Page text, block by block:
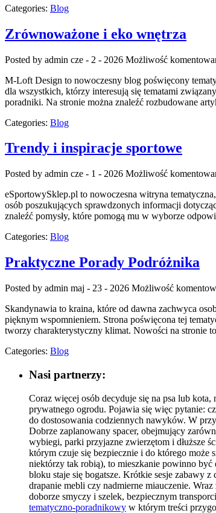
Categories: Blog
Zrównoważone i eko wnętrza
Posted by admin cze - 2 - 2026 Możliwość
M-Loft Design to nowoczesny blog poświęcony
dla wszystkich, którzy interesują się tematami
poradniki. Na stronie można znaleźć rozbudowane
Categories: Blog
Trendy i inspiracje sportowe
Posted by admin cze - 1 - 2026 Możliwość
eSportowySklep.pl to nowoczesna witryna
osób poszukujących sprawdzonych informacji
znaleźć pomysły, które pomogą mu w wyborze
Categories: Blog
Praktyczne Porady Podróżnika
Posted by admin maj - 23 - 2026 Możliwość
Skandynawia to kraina, które od dawna zachwyca
pięknym wspomnieniem. Strona poświęcona tej
tworzy charakterystyczny klimat. Nowości na
Categories: Blog
Nasi partnerzy:
Coraz więcej osób decyduje się na psa lub
prywatnego ogrodu. Pojawia się więc pytanie:
do dostosowania codziennych nawyków. W
Dobrze zaplanowany spacer, obejmujący
wybiegi, parki przyjazne zwierzętom i dłuższe
którym czuje się bezpiecznie i do którego może
niektórzy tak robią), to mieszkanie powinno
bloku staje się bogatsze. Krótkie sesje zabawy
drapanie mebli czy nadmierne miauczenie.
doborze smyczy i szelek, bezpiecznym
tematyczno-poradnikowy w którym treści